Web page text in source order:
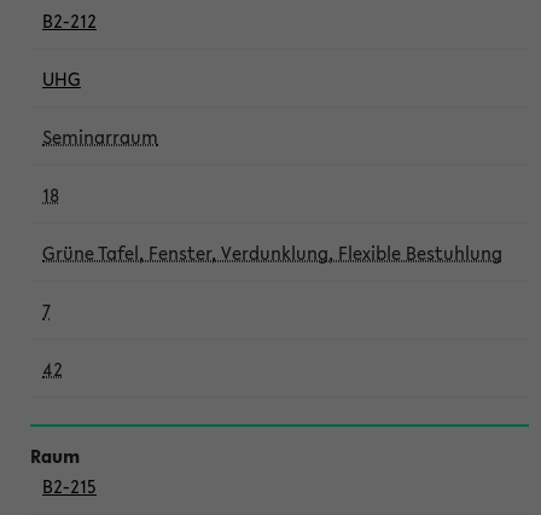
B2-212
UHG
Seminarraum
18
Grüne Tafel, Fenster, Verdunklung, Flexible Bestuhlung
7
42
B2-215